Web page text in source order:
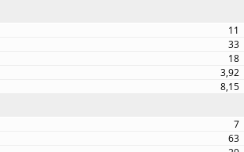
11
33
18
3,92
8,15
7
63